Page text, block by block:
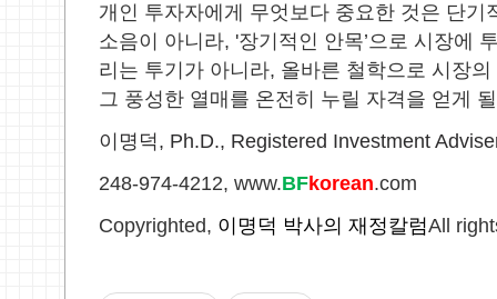
개인 투자자에게 무엇보다 중요한 것은 단기
소음이 아니라, '장기적인 안목’으로 시장에
리는 투기가 아니라, 올바른 철학으로 시장
그 풍성한 열매를 온전히 누릴 자격을 얻게
이명덕, Ph.D., Registered Investment
248-974-4212, www.BFkorean.com
Copyrighted, 이명덕 박사의 재정칼럼All